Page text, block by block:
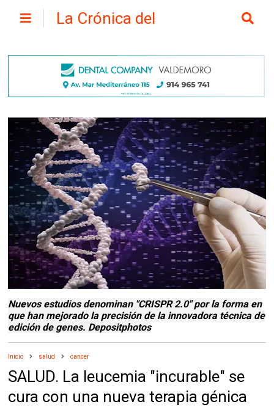
La Crónica del
Nuevos estudios denominan "CRISPR 2.0" por la forma en
que han mejorado la precisión de la innovadora técnica de
edición de genes. Depositphotos
Inicio salud cancer
SALUD. La leucemia "incurable" se
cura con una nueva terapia génica